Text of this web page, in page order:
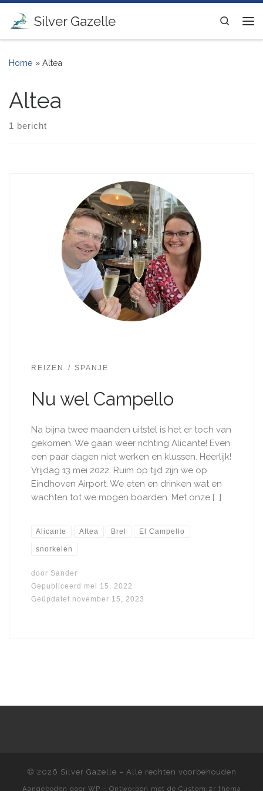
Ga naar inhoud
Silver Gazelle
Search
Home » Altea
Altea
1 bericht
REIZEN SPANJE
Nu wel Campello
Na bijna twee maanden uitstel is het er toch van
gekomen. We gaan weer richting Alicante! Even
een paar dagen niet werken en klussen. Heerlijk!
Vrijdag 13 mei 2022. Ruim op tijd zijn we op
Eindhoven Airport. We eten en drinken wat en
wachten tot we mogen boarden. Met onze […]
Alicante Altea Brel El Campello
snorkelen
door Sander
Gepubliceerd mei 15, 2022
Geüpdatet november 15, 2023
© 2026 Silver Gazelle – Alle rechten voorbehouden
Aangeboden door WP – Ontworpen met de Customizr thema